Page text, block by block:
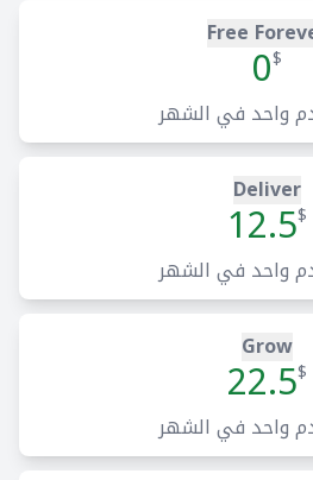
تخطيط
التعاون
Free
$
0
واحد في الشهر
Deliver
$
12.5
واحد في الشهر
Grow
$
22.5
واحد في الشهر